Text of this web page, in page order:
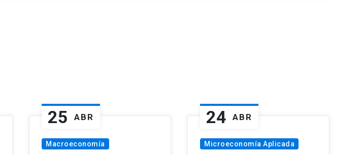
25 ABR
Macroeconomía
24 ABR
Microeconomía Aplicada